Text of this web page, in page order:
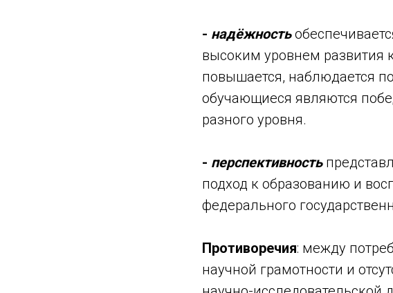
- надёжность
высоким уровнем развития
повышается, наблюдается
обучающиеся являются
разного уровня.
- перспективность
подход к образованию и
федерального
Противоречия: между
научной грамотности и